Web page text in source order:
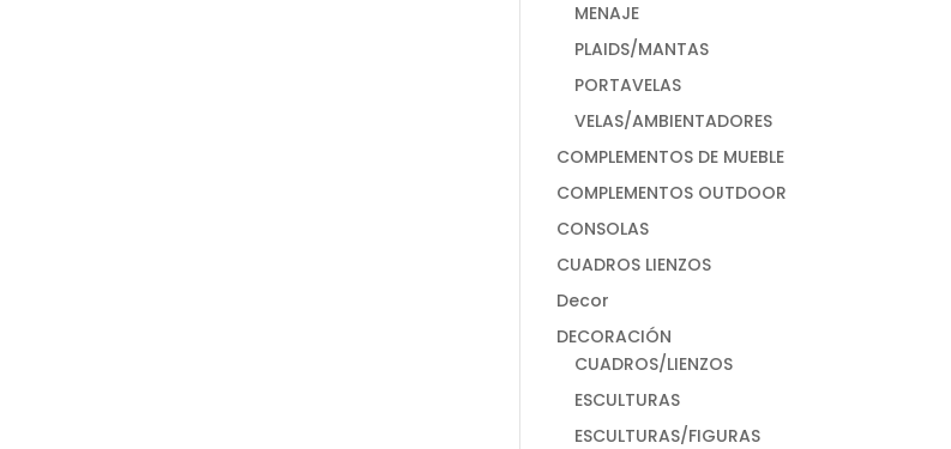
MENAJE
PLAIDS/MANTAS
PORTAVELAS
VELAS/AMBIENTADORES
COMPLEMENTOS DE MUEBLE
COMPLEMENTOS OUTDOOR
CONSOLAS
CUADROS LIENZOS
Decor
DECORACIÓN
CUADROS/LIENZOS
ESCULTURAS
ESCULTURAS/FIGURAS